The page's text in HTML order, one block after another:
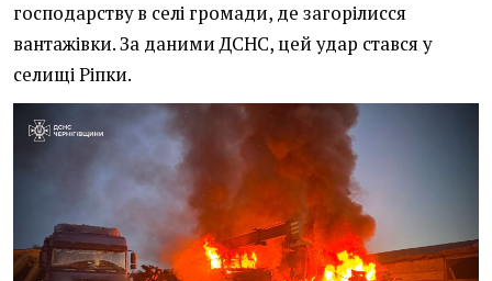
господарству в селі громади, де загорілисся
вантажівки. За даними ДСНС, цей удар стався у
селищі Ріпки.